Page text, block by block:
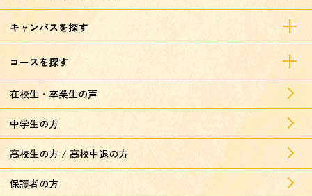
キャンパスを探す
コースを探す
在校生・卒業生の声
中学生の方
高校生の方 / 高校中退の方
保護者の方